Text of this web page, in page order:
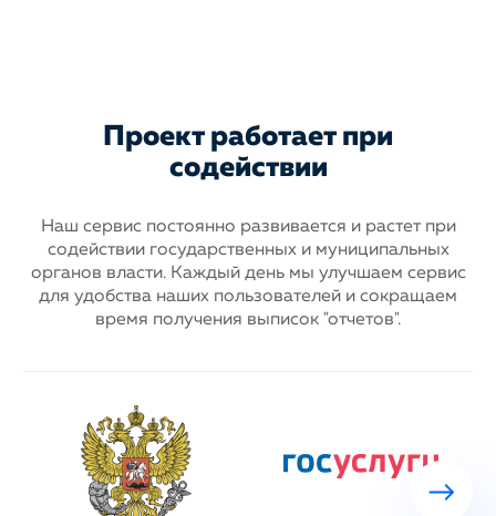
Проект работает при
содействии
Наш сервис постоянно развивается и растет при
содействии государственныхи муниципальных
органов власти. Каждый день мы улучшаем сервис
для удобства наших пользователей и сокращаем
время получения выписок "отчетов".